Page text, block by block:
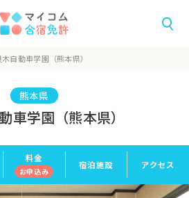
自動車学園（熊本県）
熊本県
車学園（熊本県）
料金
お申込み
宿泊施設 アクセス